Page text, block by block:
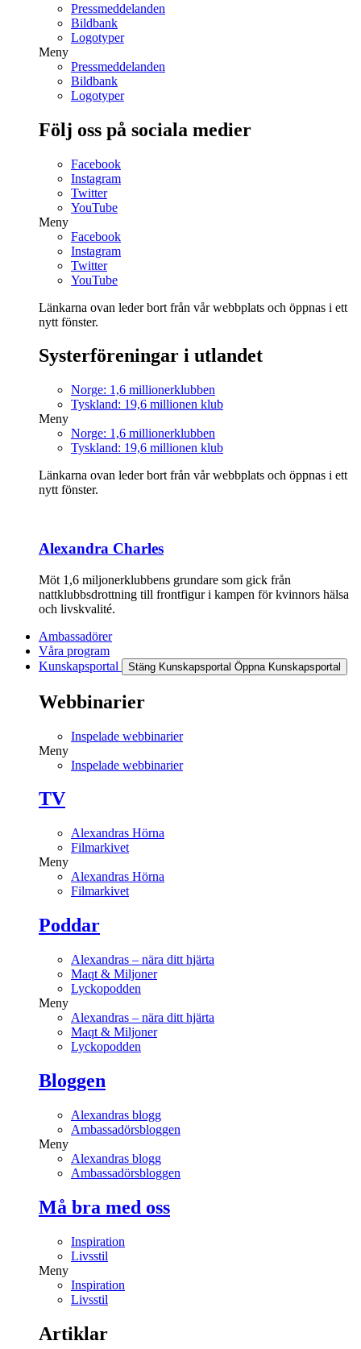
Pressmeddelanden
Bildbank
Logotyper
Meny
Pressmeddelanden
Bildbank
Logotyper
Följ oss på sociala medier
Facebook
Instagram
Twitter
YouTube
Meny
Facebook
Instagram
Twitter
YouTube
Länkarna ovan leder bort från vår webbplats och öppnas i ett
nytt fönster.
Systerföreningar i utlandet
Norge: 1,6 millionerklubben
Tyskland: 19,6 millionen klub
Meny
Norge: 1,6 millionerklubben
Tyskland: 19,6 millionen klub
Länkarna ovan leder bort från vår webbplats och öppnas i ett
nytt fönster.
Alexandra Charles
Möt 1,6 miljonerklubbens grundare som gick från
nattklubbsdrottning till frontfigur i kampen för kvinnors hälsa
och livskvalité.
Ambassadörer
Våra program
Kunskapsportal
Stäng Kunskapsportal Öppna Kunskapsportal
Webbinarier
Inspelade webbinarier
Meny
Inspelade webbinarier
TV
Alexandras Hörna
Filmarkivet
Meny
Alexandras Hörna
Filmarkivet
Poddar
Alexandras – nära ditt hjärta
Maqt & Miljoner
Lyckopodden
Meny
Alexandras – nära ditt hjärta
Maqt & Miljoner
Lyckopodden
Bloggen
Alexandras blogg
Ambassadörsbloggen
Meny
Alexandras blogg
Ambassadörsbloggen
Må bra med oss
Inspiration
Livsstil
Meny
Inspiration
Livsstil
Artiklar